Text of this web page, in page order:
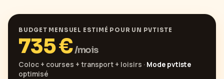
BUDGET MENSUEL ESTIMÉ POUR UN PVTISTE
735€/mois
Coloc + courses + transport + loisirs · Mode pvtiste
optimisé